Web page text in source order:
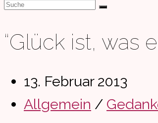
“Glück ist, was
Beitrag
veröffentlicht:
13. Februar 2013
Beitrags-
Allgemein /